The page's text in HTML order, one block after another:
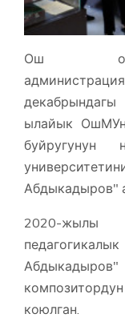
Ош
ылайык
буйругунун
Абдыкадыров"
2020-жылы
коюлган.